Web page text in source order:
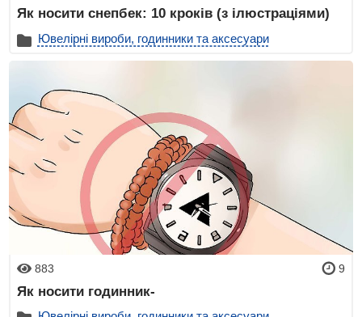
Як носити снепбек: 10 кроків (з ілюстраціями)
Ювелірні вироби, годинники та аксесуари
883 9
Як носити годинник-